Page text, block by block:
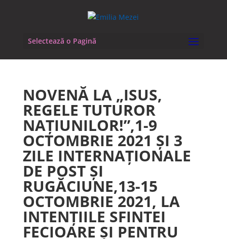
Selectează o Pagină
NOVENĂ LA „ISUS,
REGELE TUTUROR
NAȚIUNILOR!”,1-9
OCTOMBRIE 2021 ȘI 3
ZILE INTERNAȚIONALE
DE POST ȘI
RUGĂCIUNE,13-15
OCTOMBRIE 2021, LA
INTENȚIILE SFINTEI
FECIOARE ȘI PENTRU